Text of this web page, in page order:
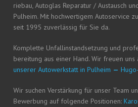
rie­bau, Auto­glas Repa­ra­tur / Aus­tausch
Pul­heim. Mit hoch­wer­ti­gem Auto­ser­vice
seit 1995 zuver­läs­sig für Sie da.
Kom­plet­te Unfall­in­stand­set­zung und
be­rei­tung aus einer Hand. Wir freu­en uns
unse­rer Auto­werk­statt in Pul­heim —
Wir suchen Ver­stär­kung für unser Team
Bewer­bung auf fol­gen­de Posi­tio­nen: